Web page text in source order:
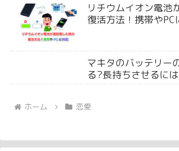
リチウムイオン電池
復活方法！携帯やPC
マキタのバッテリー
る?長持ちさせるに
ホーム 恋愛